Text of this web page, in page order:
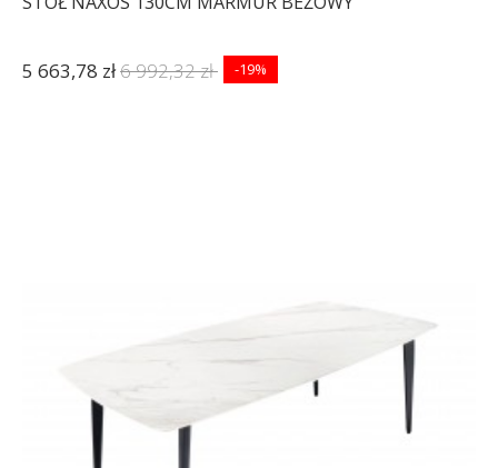
5 663,78 zł6 992,32 zł -19%